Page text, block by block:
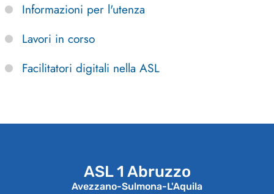
Informazioni per l'utenza
Lavori in corso
Facilitatori digitali nella ASL
ASL 1 Abruzzo
Avezzano-Sulmona-L'Aquila